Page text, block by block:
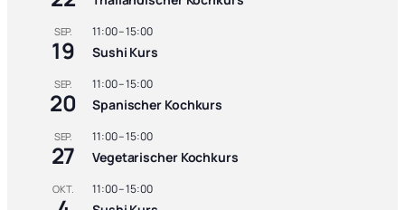
SEP.
19
11:00–15:00
Sushi Kurs
SEP.
20
11:00–15:00
Spanischer Kochkurs
SEP.
27
11:00–15:00
Vegetarischer Kochkurs
OKT. 11:00–15:00